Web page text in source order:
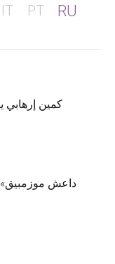
كمين
IT PT RU